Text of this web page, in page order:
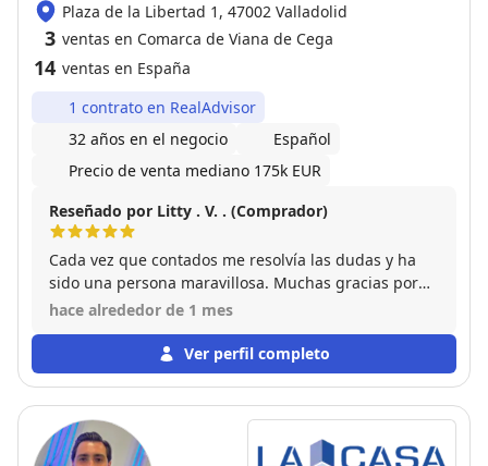
Plaza de la Libertad 1, 47002 Valladolid
3 ventas en Comarca de Viana de Cega
14 ventas en España
1 contrato en RealAdvisor
32 años en el negocio
Español
Precio de venta mediano 175k EUR
Reseñado por Litty . V. . (Comprador)
Cada vez que contados me resolvía las dudas y ha
sido una persona maravillosa. Muchas gracias por
todo
hace alrededor de 1 mes
Ver perfil completo